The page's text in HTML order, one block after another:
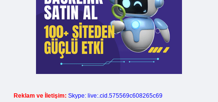
Reklam ve İletişim: Skype: live:.cid.575569c608265c69